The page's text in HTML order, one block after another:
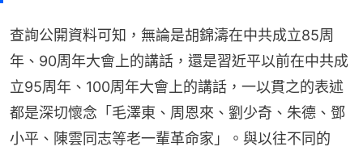
查詢公開資料可知，無論是胡錦濤在中共成立85周
年、90周年大會上的講話，還是習近平以前在中共成
立95周年、100周年大會上的講話，一以貫之的表述
都是深切懷念「毛澤東、周恩來、劉少奇、朱德、鄧
小平、陳雲同志等老一輩革命家」。與以往不同的